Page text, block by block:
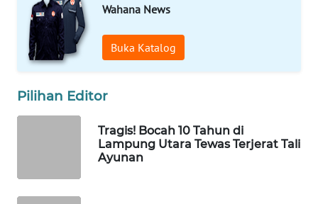
Wahana News
Buka Katalog
Pilihan Editor
Tragis! Bocah 10 Tahun di
Lampung Utara Tewas Terjerat Tali
Ayunan
WAHANA
TV
WAHANANEWS
WAHANANEWS